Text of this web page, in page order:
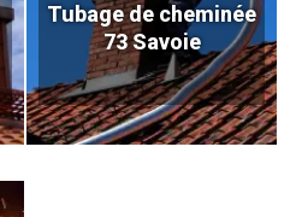
Tubage de cheminée
73 Savoie